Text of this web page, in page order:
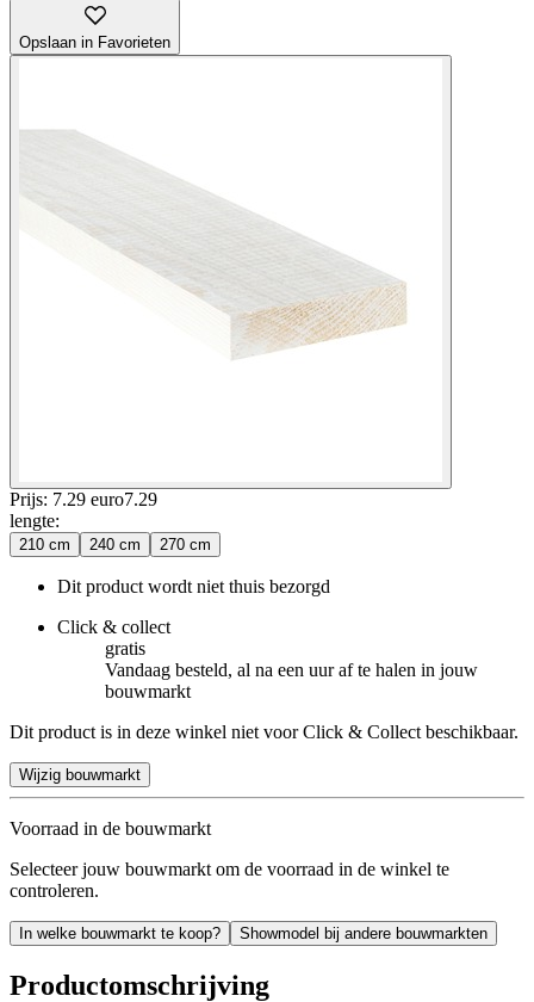
Opslaan in Favorieten
Prijs: 7.29 euro7.29
lengte:
210 cm 240 cm 270 cm
Dit product wordt niet thuis bezorgd
Click & collect
gratis
Vandaag besteld, al na een uur af te halen in jouw
bouwmarkt
Dit product is in deze winkel niet voor Click & Collect beschikbaar.
Wijzig bouwmarkt
Voorraad in de bouwmarkt
Selecteer jouw bouwmarkt om de voorraad in de winkel te
controleren.
In welke bouwmarkt te koop? Showmodel bij andere bouwmarkten
Productomschrijving